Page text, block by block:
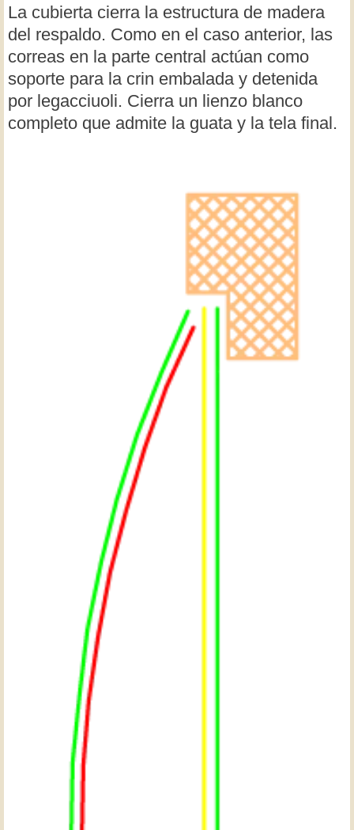
La cubierta cierra la estructura de madera
del respaldo. Como en el caso anterior, las
correas en la parte central actúan como
soporte para la crin embalada y detenida
por legacciuoli. Cierra un lienzo blanco
completo que admite la guata y la tela final.